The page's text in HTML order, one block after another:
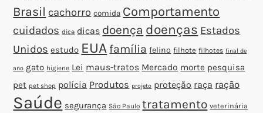
Brasil cachorro comida Comportamento
cuidados dica dicas doença doenças Estados
Unidos estudo EUA família felino filhote filhotes final de
ano gato higiene Lei maus-tratos Mercado morte pesquisa
pet pet shop polícia Produtos projeto proteção raça ração
Saúde segurança São Paulo tratamento veterinária